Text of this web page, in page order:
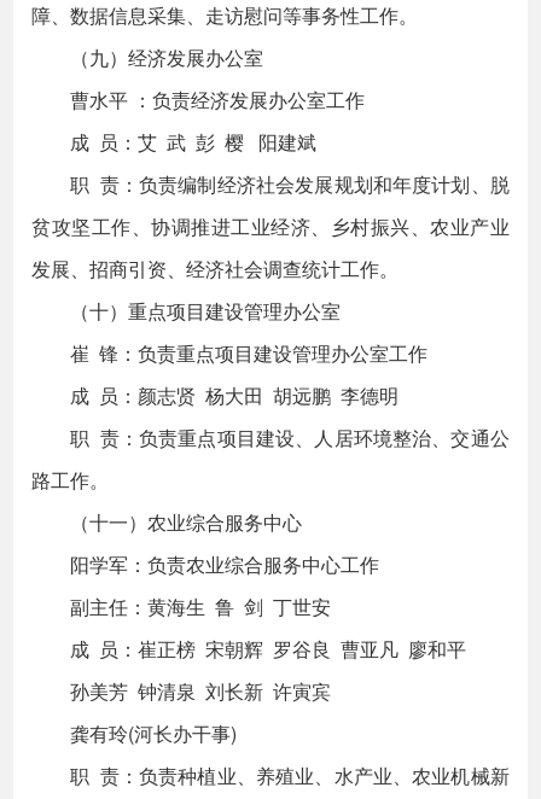
障、数据信息采集、走访慰问等事务性工作。
（九）经济发展办公室
曹水平 ：负责经济发展办公室工作
成 员：艾 武 彭 樱 阳建斌
职 责：负责编制经济社会发展规划和年度计划、脱
贫攻坚工作、协调推进工业经济、乡村振兴、农业产业
发展、招商引资、经济社会调查统计工作。
（十）重点项目建设管理办公室
崔 锋：负责重点项目建设管理办公室工作
成 员：颜志贤 杨大田 胡远鹏 李德明
职 责：负责重点项目建设、人居环境整治、交通公
路工作。
（十一）农业综合服务中心
阳学军：负责农业综合服务中心工作
副主任：黄海生 鲁 剑 丁世安
成 员：崔正榜 宋朝辉 罗谷良 曹亚凡 廖和平
孙美芳 钟清泉 刘长新 许寅宾
龚有玲(河长办干事)
职 责：负责种植业、养殖业、水产业、农业机械新